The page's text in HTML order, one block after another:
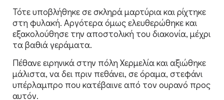
Τότε υποβλήθηκε σε σκληρά μαρτύρια και ρίχτηκε
στη φυλακή. Αργότερα όμως ελευθερώθηκε και
εξακολούθησε την αποστολική του διακονία, μέχρι
τα βαθιά γεράματα.
Πέθανε ειρηνικά στην πόλη Χερμελία και αξιώθηκε
μάλιστα, να δει πριν πεθάνει, σε όραμα, στεφάνι
υπέρλαμπρο που κατέβαινε από τον ουρανό προς
αυτόν.